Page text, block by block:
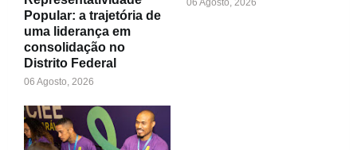
Popular: a trajetória de
uma liderança em
consolidação no
Distrito Federal
06 Agosto, 2026
06 Agosto, 2026